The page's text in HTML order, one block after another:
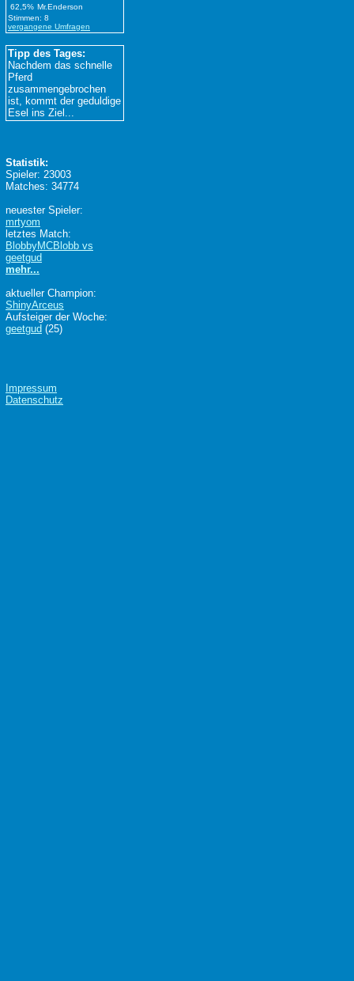
62,5% Mr.Enderson
Stimmen: 8
vergangene Umfragen
Tipp des Tages:
Nachdem das schnelle
Pferd
zusammengebrochen
ist, kommt der geduldige
Esel ins Ziel...
Statistik:
Spieler: 23003
Matches: 34774
neuester Spieler:
mrtyom
letztes Match:
BlobbyMCBlobb vs
geetgud
mehr...
aktueller Champion:
ShinyArceus
Aufsteiger der Woche:
geetgud (25)
Impressum
Datenschutz